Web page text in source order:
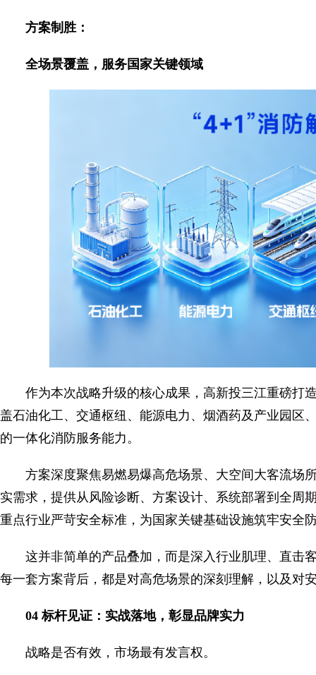
方案制胜：
全场景覆盖，服务国家关键领域
作为本次战略升级的核心成果，高新投三江重磅打
盖石油化工、交通枢纽、能源电力、烟酒药及产业园区
的一体化消防服务能力。
方案深度聚焦易燃易爆高危场景、大空间大客流场
实需求，提供从风险诊断、方案设计、系统部署到全周
重点行业严苛安全标准，为国家关键基础设施筑牢安全
这并非简单的产品叠加，而是深入行业肌理、直击
每一套方案背后，都是对高危场景的深刻理解，以及对
04 标杆见证：实战落地，彰显品牌实力
战略是否有效，市场最有发言权。